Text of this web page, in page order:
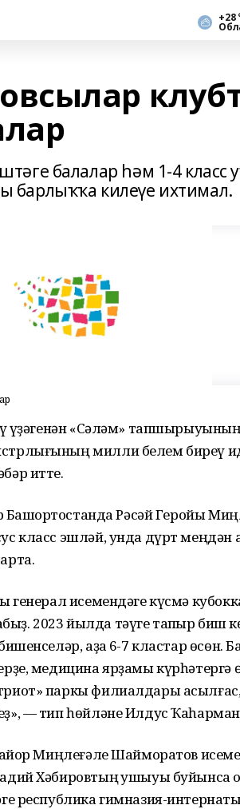
+28
балалар һәм 1-4 класс
барлыҡҡа килеүе ихтимал.
үҙәгенән «Сәләм»
милли белем биреү
итте.
Башҡортостанда Рәсәй Геройы
класс эшләй, унда дүрт
генерал исемендәге күсмә
2023 йылда тәүге тапҡыр биш
аҙаҡ 6-7 кластар өсөн.
медицина ярҙамы күрһәтергә
паркы филиалдары
— тип һөйләне Илдус
Миңлеғәле Шайморатов
Хәбировтың ҡушыуы буйынса
республика гимназия-